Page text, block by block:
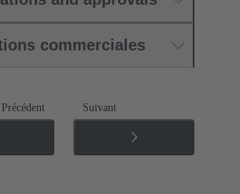
commerciales
Précédent Suivant